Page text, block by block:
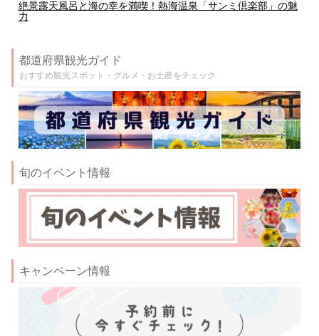
絶景露天風呂と海の幸を満喫！熱海温泉「サンミ倶楽部」の魅
力
都道府県観光ガイド
おすすめ観光スポット・グルメ・お土産をチェック
旬のイベント情報
キャンペーン情報